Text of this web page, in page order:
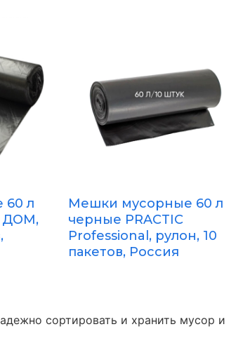
л
ДОМ,
Мешки мусорные 60 л
черные PRACTIC
Professional, рулон, 10
пакетов, Россия
сортировать и хранить мусор и